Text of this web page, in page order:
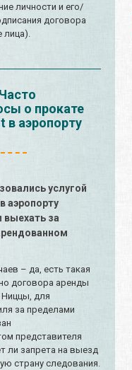
личности и его/
договора
лица).
о прокате
в аэропорту
услугой
аэропорту
за
– да, есть такая
договора аренды
для
за пределами
представителя
ли запрета на выезд
страну следования.